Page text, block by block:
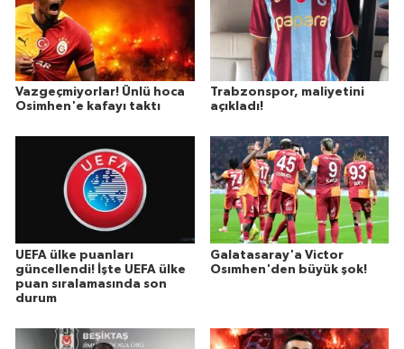
Vazgeçmiyorlar! Ünlü hoca
Osimhen'e kafayı taktı
Trabzonspor, maliyetini
açıkladı!
UEFA ülke puanları
güncellendi! İşte UEFA ülke
puan sıralamasında son
durum
Galatasaray'a Victor
Osımhen'den büyük şok!